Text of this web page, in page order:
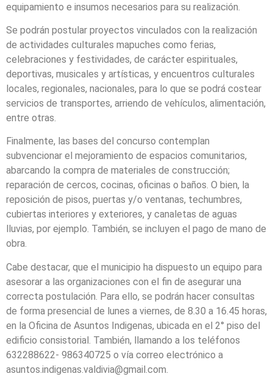
equipamiento e insumos necesarios para su realización.
Se podrán postular proyectos vinculados con la realización
de actividades culturales mapuches como ferias,
celebraciones y festividades, de carácter espirituales,
deportivas, musicales y artísticas, y encuentros culturales
locales, regionales, nacionales, para lo que se podrá costear
servicios de transportes, arriendo de vehículos, alimentación,
entre otras.
Finalmente, las bases del concurso contemplan
subvencionar el mejoramiento de espacios comunitarios,
abarcando la compra de materiales de construcción;
reparación de cercos, cocinas, oficinas o baños. O bien, la
reposición de pisos, puertas y/o ventanas, techumbres,
cubiertas interiores y exteriores, y canaletas de aguas
lluvias, por ejemplo. También, se incluyen el pago de mano de
obra.
Cabe destacar, que el municipio ha dispuesto un equipo para
asesorar a las organizaciones con el fin de asegurar una
correcta postulación. Para ello, se podrán hacer consultas
de forma presencial de lunes a viernes, de 8.30 a 16.45 horas,
en la Oficina de Asuntos Indigenas, ubicada en el 2° piso del
edificio consistorial. También, llamando a los teléfonos
632288622- 986340725 o vía correo electrónico a
asuntos.indigenas.valdivia@gmail.com.